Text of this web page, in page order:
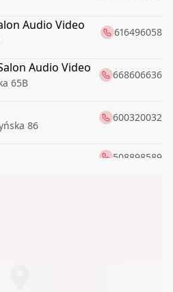
Audio Video 616496058
Audio Video
65B
668606636
86
600320032
508898589